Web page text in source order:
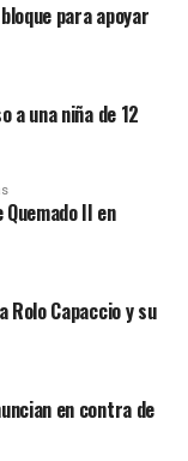
para apoyar
a una niña de 12
II en
Rolo Capaccio y su
en contra de